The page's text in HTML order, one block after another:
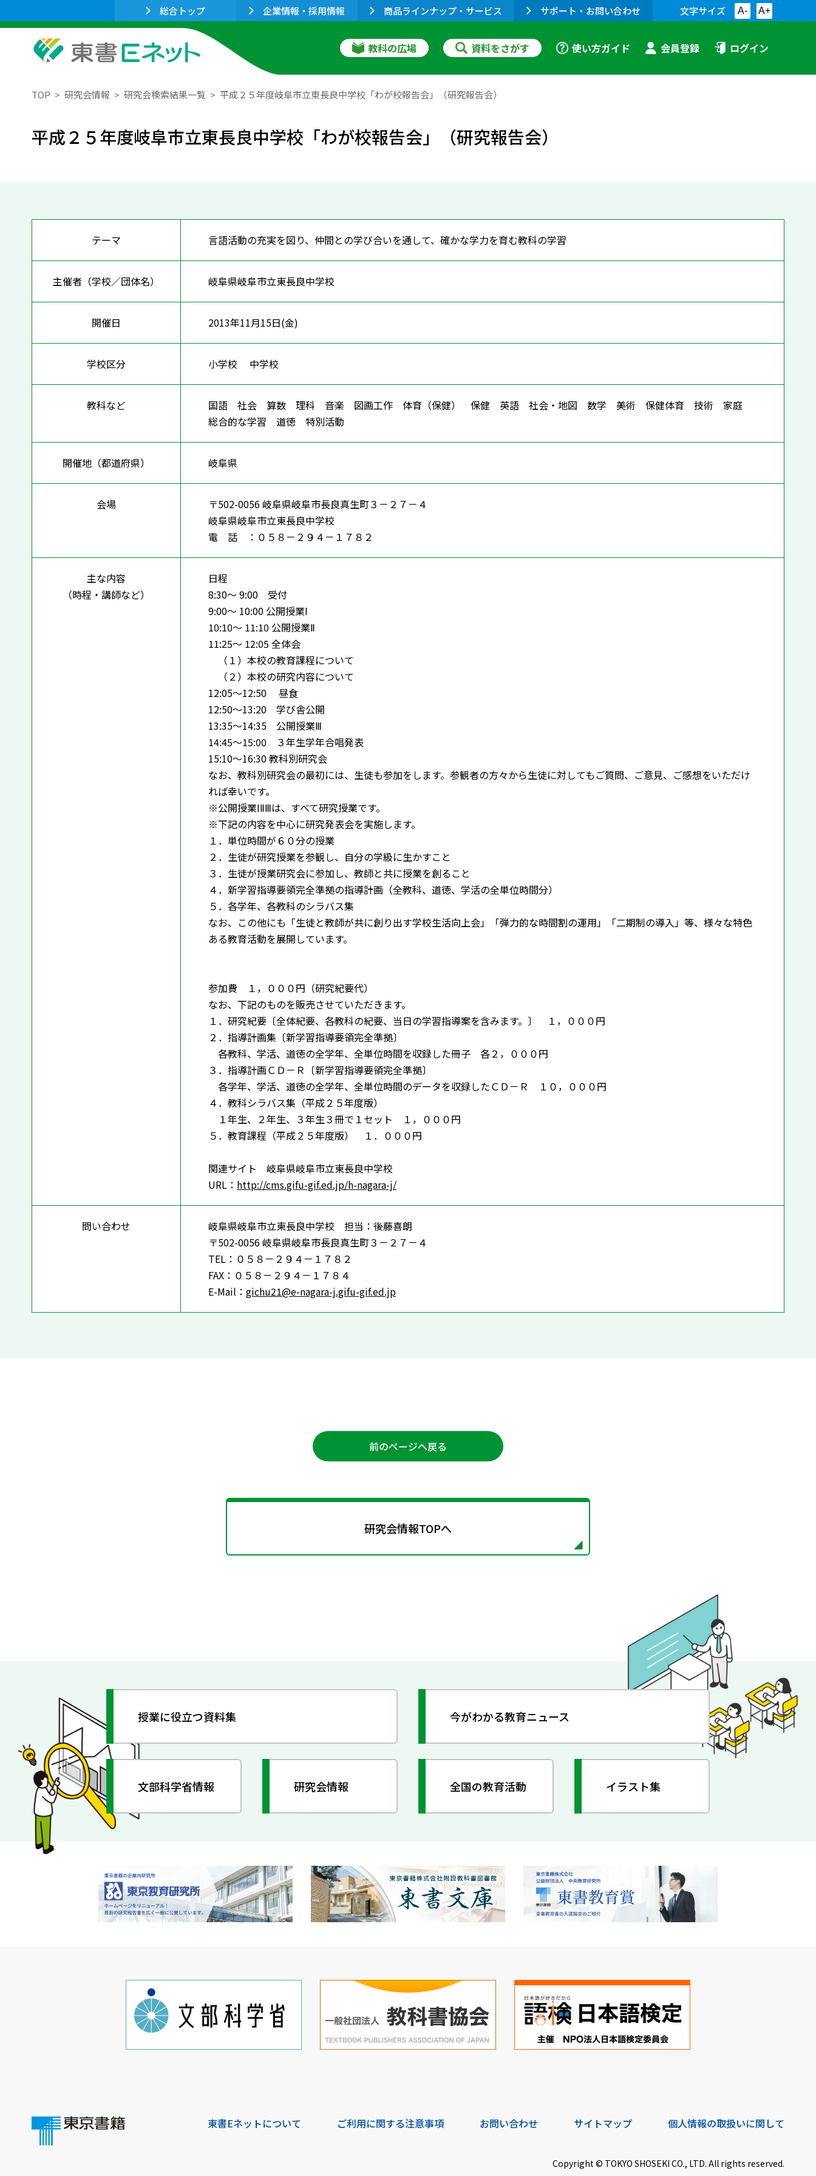
総合トップ 企業情報・採用情報 商品ラインナップ・サービス サポート・お問い合わせ 文字サイズ A- A+
教科の広場 資料をさがす 使い方ガイド 会員登録 ログイン
TOP 研究会情報 研究会検索結果一覧 平成２５年度岐阜市立東長良中学校「わが校報告会」（研究報告会）
平成２５年度岐阜市立東長良中学校「わが校報告会」（研究報告会）
テーマ 言語活動の充実を図り、仲間との学び合いを通して、確かな学力を育む教科の学習
主催者（学校／団体名） 岐阜県岐阜市立東長良中学校
開催日 2013年11月15日(金)
学校区分 小学校 中学校
教科など
国語 社会 算数 理科 音楽 図画工作 体育（保健） 保健 英語 社会・地図 数学 美術 保健体育 技術 家庭
総合的な学習 道徳 特別活動
開催地（都道府県） 岐阜県
会場
〒502-0056 岐阜県岐阜市長良真生町３－２７－４
岐阜県岐阜市立東長良中学校
電 話 ：０５８－２９４－１７８２
主な内容
（時程・講師など）
日程
8:30～ 9:00 受付
9:00～ 10:00 公開授業Ⅰ
10:10～ 11:10 公開授業Ⅱ
11:25～ 12:05 全体会
（１）本校の教育課程について
（２）本校の研究内容について
12:05～12:50 昼食
12:50～13:20 学び舎公開
13:35～14:35 公開授業Ⅲ
14:45～15:00 ３年生学年合唱発表
15:10～16:30 教科別研究会
なお、教科別研究会の最初には、生徒も参加をします。参観者の方々から生徒に対してもご質問、ご意見、ご感想をいただけ
れば幸いです。
※公開授業ⅠⅡⅢは、すべて研究授業です。
※下記の内容を中心に研究発表会を実施します。
１．単位時間が６０分の授業
２．生徒が研究授業を参観し、自分の学級に生かすこと
３．生徒が授業研究会に参加し、教師と共に授業を創ること
４．新学習指導要領完全準拠の指導計画（全教科、道徳、学活の全単位時間分）
５．各学年、各教科のシラバス集
なお、この他にも「生徒と教師が共に創り出す学校生活向上会」「弾力的な時間割の運用」「二期制の導入」等、様々な特色
ある教育活動を展開しています。
参加費 １，０００円（研究紀要代）
なお、下記のものを販売させていただきます。
１．研究紀要〔全体紀要、各教科の紀要、当日の学習指導案を含みます。〕 １，０００円
２．指導計画集〔新学習指導要領完全準拠〕
各教科、学活、道徳の全学年、全単位時間を収録した冊子 各２，０００円
３．指導計画ＣＤ－Ｒ〔新学習指導要領完全準拠〕
各学年、学活、道徳の全学年、全単位時間のデータを収録したＣＤ－Ｒ １０，０００円
４．教科シラバス集（平成２５年度版）
１年生、２年生、３年生３冊で１セット １，０００円
５．教育課程（平成２５年度版） １．０００円
関連サイト 岐阜県岐阜市立東長良中学校
URL： http://cms.gifu-gif.ed.jp/h-nagara-j/
問い合わせ
岐阜県岐阜市立東長良中学校 担当：後藤喜朗
〒502-0056 岐阜県岐阜市長良真生町３－２７－４
TEL：０５８－２９４－１７８２
FAX：０５８－２９４－１７８４
E-Mail： gichu21@e-nagara-j.gifu-gif.ed.jp
前のページへ戻る
研究会情報TOPへ
授業に役立つ資料集 今がわかる教育ニュース
文部科学省情報 研究会情報 全国の教育活動 イラスト集
東書Eネットについて ご利用に関する注意事項 お問い合わせ サイトマップ 個人情報の取扱いに関して
Copyright © TOKYO SHOSEKI CO., LTD. All rights reserved.